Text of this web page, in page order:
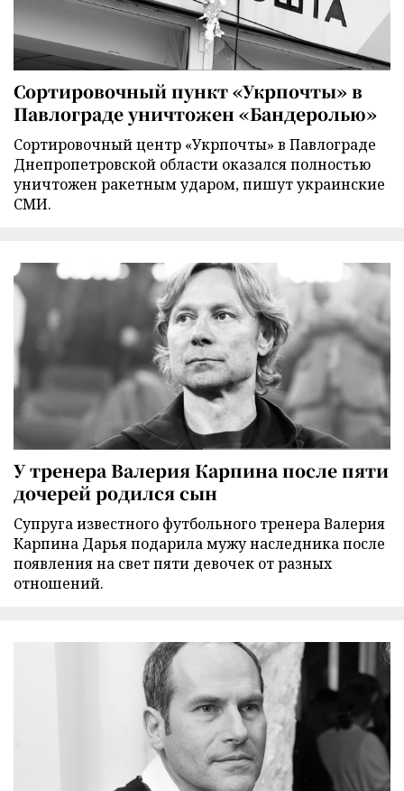
Сортировочный пункт «Укрпочты» в
Павлограде уничтожен «Бандеролью»
Сортировочный центр «Укрпочты» в Павлограде
Днепропетровской области оказался полностью
уничтожен ракетным ударом, пишут украинские
СМИ.
У тренера Валерия Карпина после пяти
дочерей родился сын
Супруга известного футбольного тренера Валерия
Карпина Дарья подарила мужу наследника после
появления на свет пяти девочек от разных
отношений.